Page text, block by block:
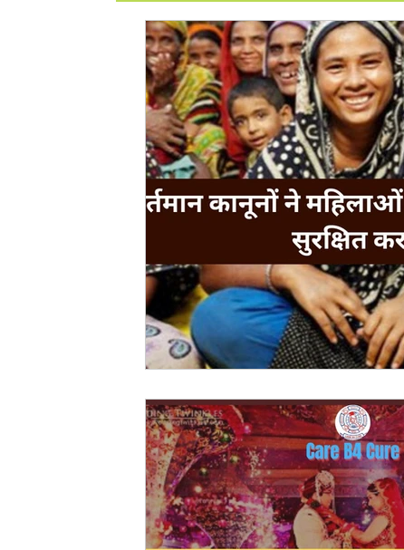
Corporate Law Contracts Law
Evidence Act Law Motivational